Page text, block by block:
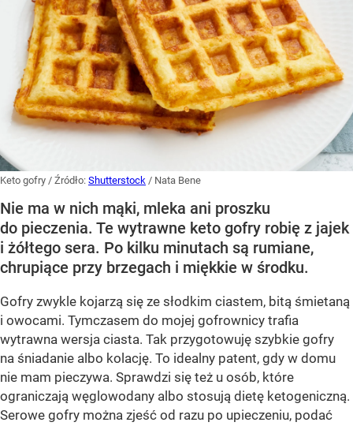
Keto gofry / Źródło: Shutterstock / Nata Bene
Nie ma w nich mąki, mleka ani proszku
do pieczenia. Te wytrawne keto gofry robię z jajek
i żółtego sera. Po kilku minutach są rumiane,
chrupiące przy brzegach i miękkie w środku.
Gofry zwykle kojarzą się ze słodkim ciastem, bitą śmietaną
i owocami. Tymczasem do mojej gofrownicy trafia
wytrawna wersja ciasta. Tak przygotowuję szybkie gofry
na śniadanie albo kolację. To idealny patent, gdy w domu
nie mam pieczywa. Sprawdzi się też u osób, które
ograniczają węglowodany albo stosują dietę ketogeniczną.
Serowe gofry można zjeść od razu po upieczeniu, podać